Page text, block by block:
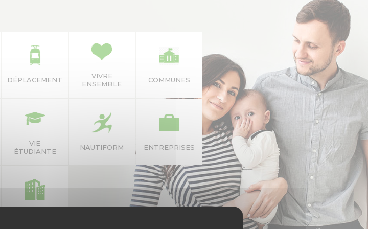
DÉPLACEMENT
VIVRE
ENSEMBLE
COMMUNES
VIE
ÉTUDIANTE
NAUTIFORM ENTREPRISES